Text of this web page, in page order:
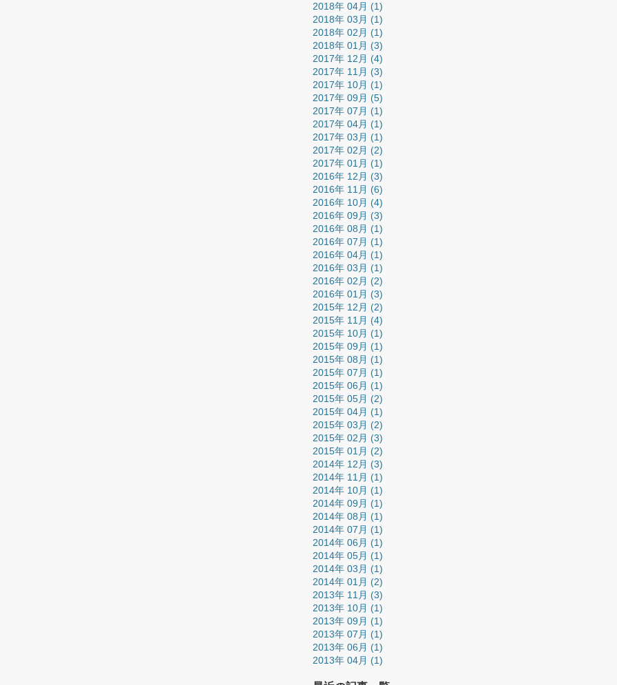
2018年 04月 (1)
2018年 03月 (1)
2018年 02月 (1)
2018年 01月 (3)
2017年 12月 (4)
2017年 11月 (3)
2017年 10月 (1)
2017年 09月 (5)
2017年 07月 (1)
2017年 04月 (1)
2017年 03月 (1)
2017年 02月 (2)
2017年 01月 (1)
2016年 12月 (3)
2016年 11月 (6)
2016年 10月 (4)
2016年 09月 (3)
2016年 08月 (1)
2016年 07月 (1)
2016年 04月 (1)
2016年 03月 (1)
2016年 02月 (2)
2016年 01月 (3)
2015年 12月 (2)
2015年 11月 (4)
2015年 10月 (1)
2015年 09月 (1)
2015年 08月 (1)
2015年 07月 (1)
2015年 06月 (1)
2015年 05月 (2)
2015年 04月 (1)
2015年 03月 (2)
2015年 02月 (3)
2015年 01月 (2)
2014年 12月 (3)
2014年 11月 (1)
2014年 10月 (1)
2014年 09月 (1)
2014年 08月 (1)
2014年 07月 (1)
2014年 06月 (1)
2014年 05月 (1)
2014年 03月 (1)
2014年 01月 (2)
2013年 11月 (3)
2013年 10月 (1)
2013年 09月 (1)
2013年 07月 (1)
2013年 06月 (1)
2013年 04月 (1)